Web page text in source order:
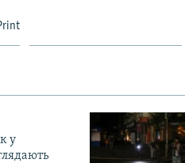
у